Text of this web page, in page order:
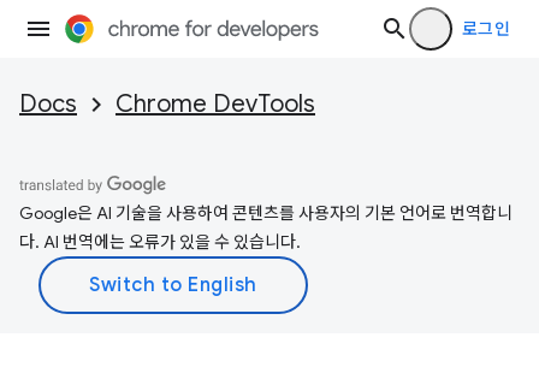
로그인
Docs Chrome DevTools
Google은 AI 기술을 사용하여 콘텐츠를 사용자의 기본 언어로 번역합니
다. AI 번역에는 오류가 있을 수 있습니다.